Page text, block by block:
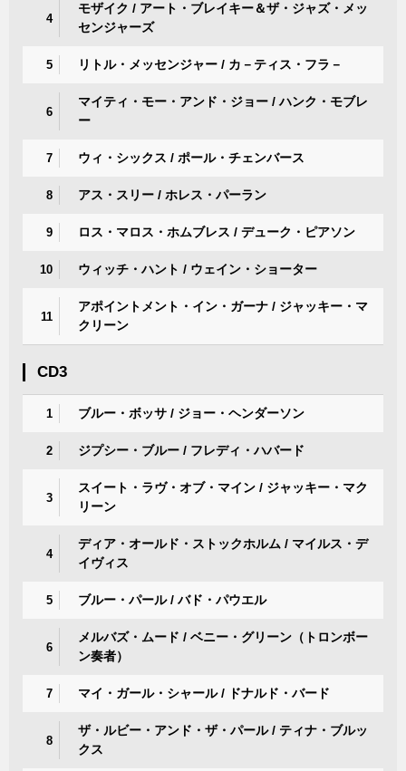
4
モザイク / アート・ブレイキー＆ザ・ジャズ・メッ
センジャーズ
5 リトル・メッセンジャー / カ－ティス・フラ－
6
マイティ・モー・アンド・ジョー / ハンク・モブレ
ー
7 ウィ・シックス / ポール・チェンバース
8 アス・スリー / ホレス・パーラン
9 ロス・マロス・ホムブレス / デューク・ピアソン
10 ウィッチ・ハント / ウェイン・ショーター
11
アポイントメント・イン・ガーナ / ジャッキー・マ
クリーン
CD3
1 ブルー・ボッサ / ジョー・ヘンダーソン
2 ジプシー・ブルー / フレディ・ハバード
3
スイート・ラヴ・オブ・マイン / ジャッキー・マク
リーン
4
ディア・オールド・ストックホルム / マイルス・デ
イヴィス
5 ブルー・パール / バド・パウエル
6
メルバズ・ムード / ベニー・グリーン（トロンボー
ン奏者）
7 マイ・ガール・シャール / ドナルド・バード
8
ザ・ルビー・アンド・ザ・パール / ティナ・ブルッ
クス